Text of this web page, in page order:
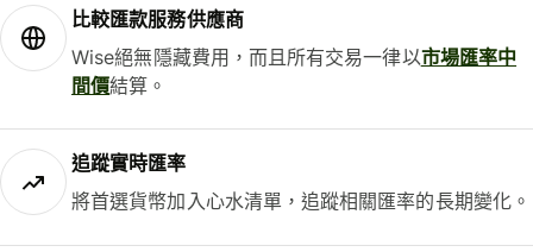
比較匯款服務供應商
Wise絕無隱藏費用，而且所有交易一律以市場匯率中
間價結算。
追蹤實時匯率
將首選貨幣加入心水清單，追蹤相關匯率的長期變化。